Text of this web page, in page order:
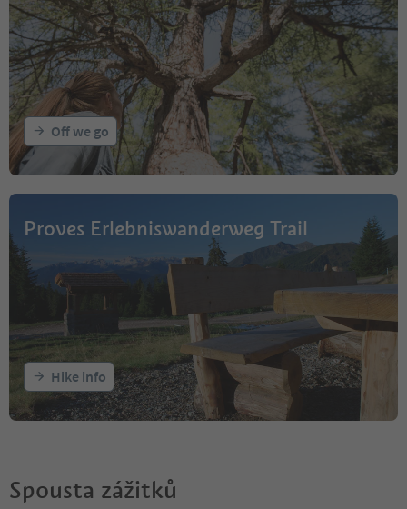
Off we go
Proves Erlebniswanderweg Trail
Hike info
Spousta zážitků